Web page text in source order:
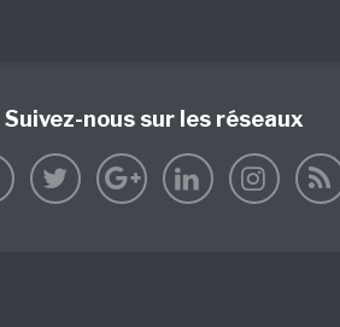
Suivez-nous sur les réseaux